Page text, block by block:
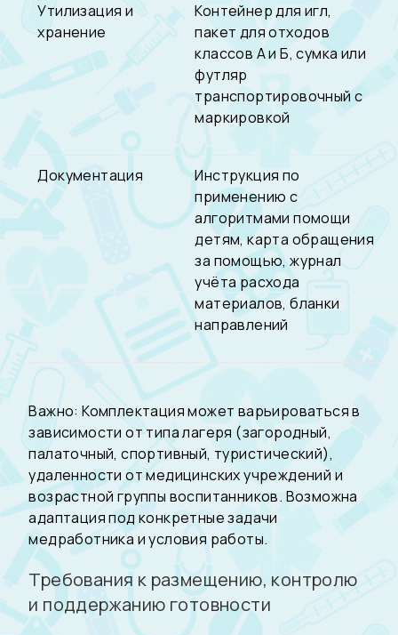
Утилизация и
хранение
Контейнер для игл,
пакет для отходов
классов А и Б, сумка или
футляр
транспортировочный с
маркировкой
Документация
Инструкция по
применению с
алгоритмами помощи
детям, карта обращения
за помощью, журнал
учёта расхода
материалов, бланки
направлений
Важно: Комплектация может варьироваться в
зависимости от типа лагеря (загородный,
палаточный, спортивный, туристический),
удаленности от медицинских учреждений и
возрастной группы воспитанников. Возможна
адаптация под конкретные задачи
медработника и условия работы.
Требования к размещению, контролю
и поддержанию готовности